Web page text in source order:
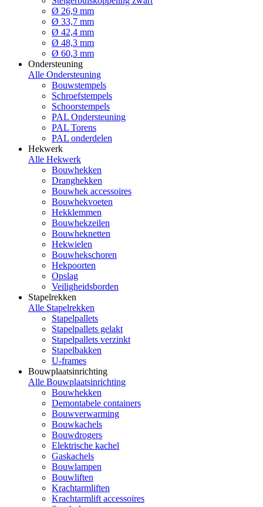
Ø 26,9 mm
Ø 33,7 mm
Ø 42,4 mm
Ø 48,3 mm
Ø 60,3 mm
Ondersteuning
Alle Ondersteuning
Bouwstempels
Schroefstempels
Schoorstempels
PAL Ondersteuning
PAL Torens
PAL onderdelen
Hekwerk
Alle Hekwerk
Bouwhekken
Dranghekken
Bouwhek accessoires
Bouwhekvoeten
Hekklemmen
Bouwhekzeilen
Bouwheknetten
Hekwielen
Bouwhekschoren
Hekpoorten
Opslag
Veiligheidsborden
Stapelrekken
Alle Stapelrekken
Stapelpallets
Stapelpallets gelakt
Stapelpallets verzinkt
Stapelbakken
U-frames
Bouwplaatsinrichting
Alle Bouwplaatsinrichting
Bouwhekken
Demontabele containers
Bouwverwarming
Bouwkachels
Bouwdrogers
Elektrische kachel
Gaskachels
Bouwlampen
Bouwliften
Krachtarmliften
Krachtarmlift accessoires